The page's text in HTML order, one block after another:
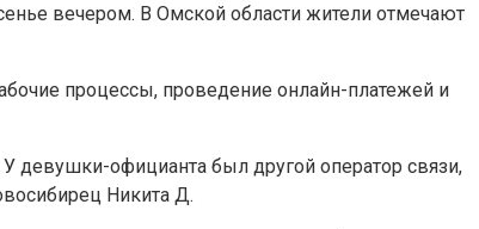
вечером. В Омской области жители отмечают
процессы, проведение онлайн-платежей и
девушки-официанта был другой оператор связи,
Никита Д.